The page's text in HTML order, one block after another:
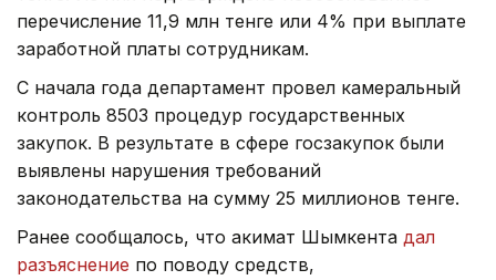
перечисление 11,9 млн тенге или 4% при выплате
заработной платы сотрудникам.
С начала года департамент провел камеральный
контроль 8503 процедур государственных
закупок. В результате в сфере госзакупок были
выявлены нарушения требований
законодательства на сумму 25 миллионов тенге.
Ранее сообщалось, что акимат Шымкента дал
разъяснение по поводу средств,